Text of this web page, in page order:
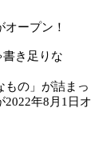
ープン！
書き足りな
もの」が詰まっ
2022年8月1日オ